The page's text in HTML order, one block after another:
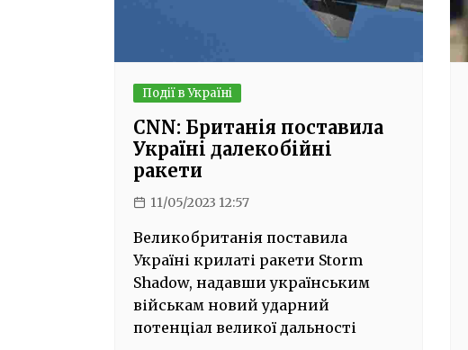
Події в Україні
CNN: Британія поставила
Україні далекобійні
ракети
11/05/2023 12:57
Великобританія поставила
Україні крилаті ракети Storm
Shadow, надавши українським
військам новий ударний
потенціал великої дальності